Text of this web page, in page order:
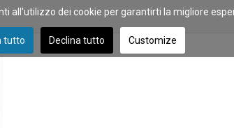
all'utilizzo dei cookie per garantirti la migliore
tutto Declina tutto Customize